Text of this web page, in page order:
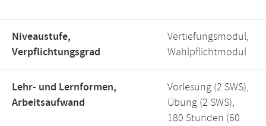
Niveaustufe,
Verpflichtungsgrad
Vertiefungsmodul,
Wahlpflichtmodul
Lehr- und Lernformen,
Arbeitsaufwand
Vorlesung (2 SWS),
Übung (2 SWS),
180 Stunden (60